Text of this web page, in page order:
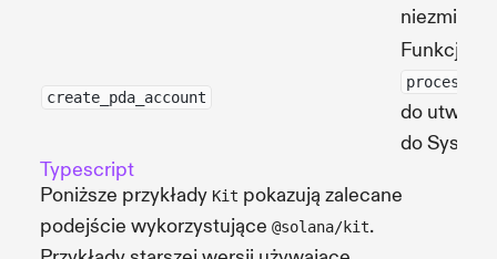
create_pda_account
Funkcja
do
do
Typescript
Poniższe przykłady Kit pokazują zalecane
podejście wykorzystujące @solana/kit.